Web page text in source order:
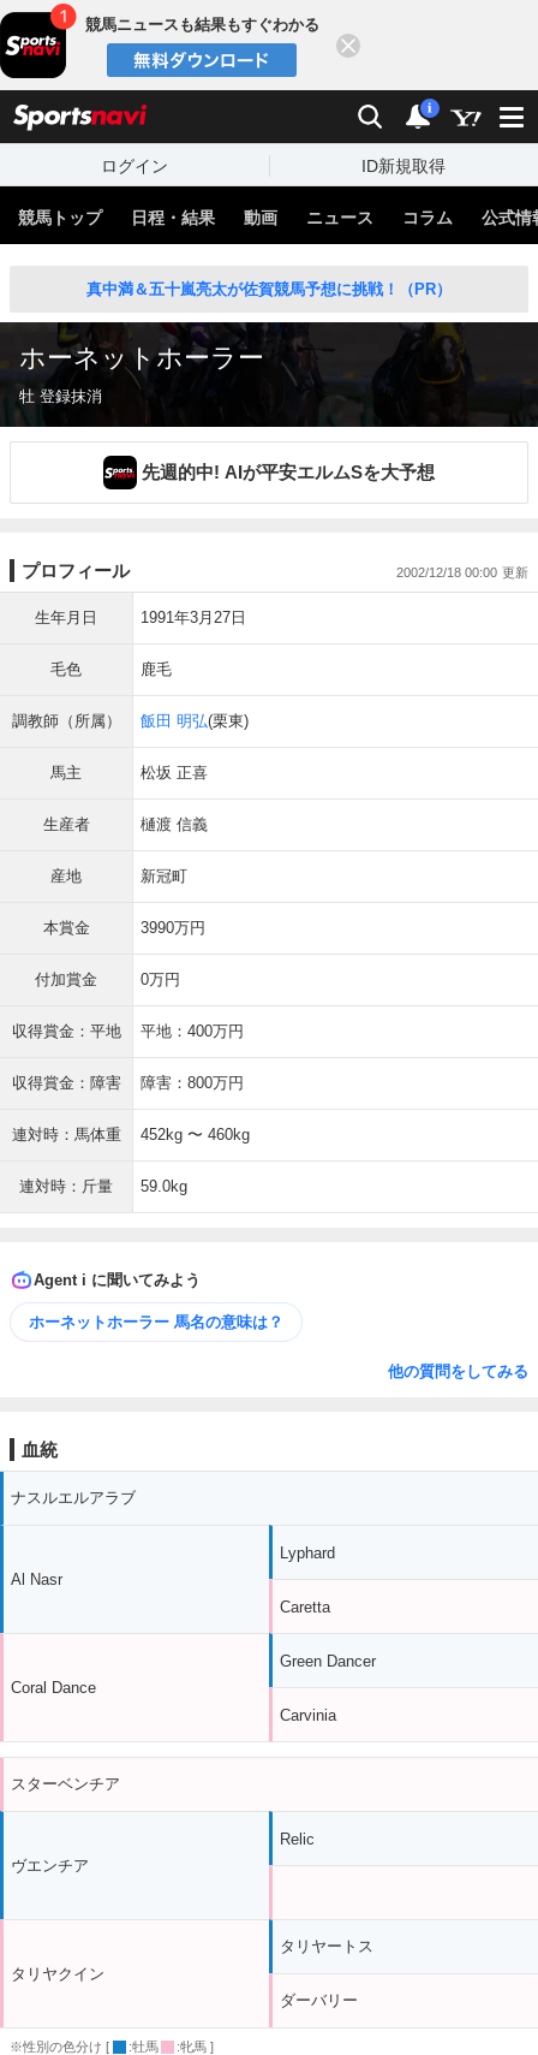
競馬ニュースも結果もすぐわかる
検索 通知
i
ログイン ID新規取得
競馬トップ 日程・結果 動画 ニュース コラム 公式情
真中満＆五十嵐亮太が佐賀競馬予想に挑戦！（PR）
ホーネットホーラー
牡 登録抹消
先週的中! AIが平安エルムSを大予想
プロフィール 2002/12/18 00:00
生年月日 1991年3月27日
毛色 鹿毛
調教師（所属） 飯田 明弘(栗東)
馬主 松坂 正喜
生産者 樋渡 信義
産地 新冠町
本賞金 3990万円
付加賞金 0万円
収得賞金：平地 平地：400万円
収得賞金：障害 障害：800万円
連対時：馬体重 452kg 〜 460kg
連対時：斤量 59.0kg
Agent i に聞いてみよう
ホーネットホーラー 馬名の意味は？
他の質問をしてみる
血統
ナスルエルアラブ
Al Nasr
Coral Dance
Lyphard
Caretta
Green Dancer
Carvinia
スターベンチア
ヴエンチア
タリヤクイン
Relic
タリヤートス
ダーバリー
※性別の色分け [ :牡馬 :牝馬 ]